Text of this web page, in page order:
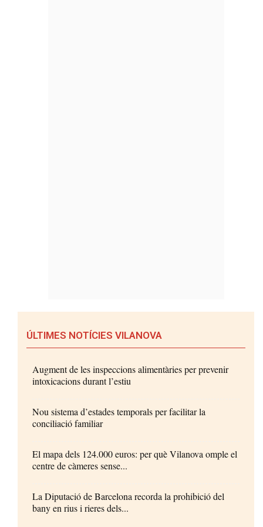
ÚLTIMES NOTÍCIES VILANOVA
Augment de les inspeccions alimentàries per prevenir
intoxicacions durant l’estiu
Nou sistema d’estades temporals per facilitar la
conciliació familiar
El mapa dels 124.000 euros: per què Vilanova omple el
centre de càmeres sense...
La Diputació de Barcelona recorda la prohibició del
bany en rius i rieres dels...